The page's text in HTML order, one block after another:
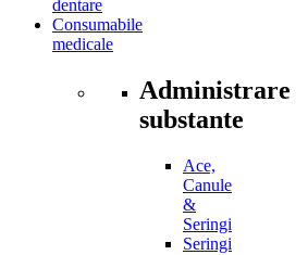
dentare
Consumabile
medicale
Administrare
substante
Ace,
Canule
&
Seringi
Seringi